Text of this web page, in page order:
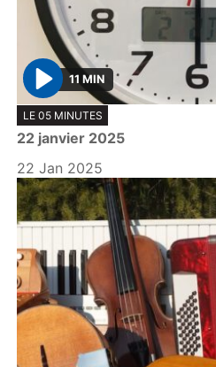
P
l
a
y
11 MIN
LE 05 MINUTES
22 janvier 2025
22 Jan 2025